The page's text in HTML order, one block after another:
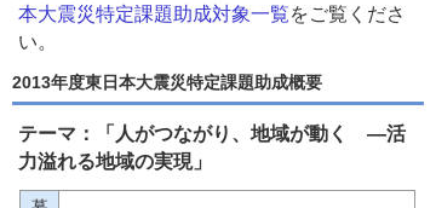
本大震災特定課題助成対象一覧をご覧くださ
い。
2013年度東日本大震災特定課題助成概要
テーマ：「人がつながり、地域が動く ―活
力溢れる地域の実現」